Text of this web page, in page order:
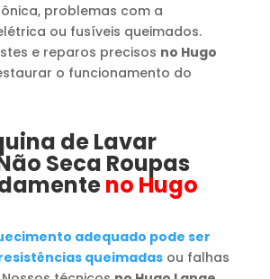
problemas com a
ou fusíveis queimados.
e reparos precisos no Hugo
o funcionamento do
de Lavar
Seca Roupas
no Hugo
adequado pode ser
queimadas ou falhas